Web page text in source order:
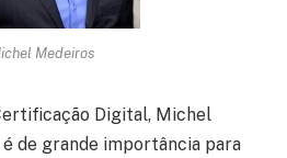
Medeiros
Digital, Michel
de grande importância para